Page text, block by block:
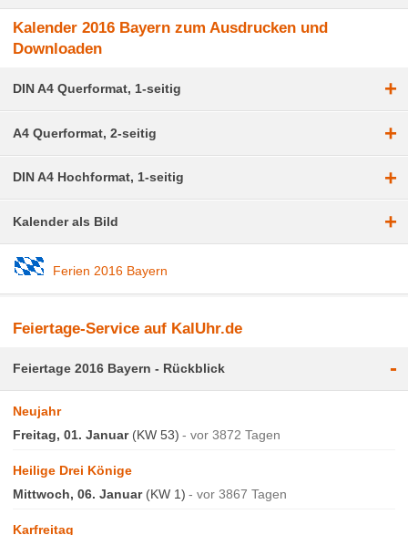
Kalender 2016 Bayern zum Ausdrucken und
Downloaden
DIN A4 Querformat, 1-seitig +
A4 Querformat, 2-seitig +
DIN A4 Hochformat, 1-seitig +
Kalender als Bild +
Ferien 2016 Bayern
Feiertage-Service auf KalUhr.de
Feiertage 2016 Bayern - Rückblick -
Neujahr
Freitag, 01. Januar(KW 53) vor 3872 Tagen
Heilige Drei Könige
Mittwoch, 06. Januar(KW 1) vor 3867 Tagen
Karfreitag